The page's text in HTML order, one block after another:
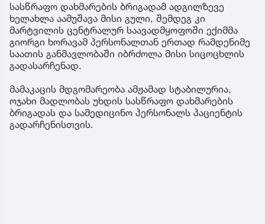
სასწრაფო დახმარების ბრიგადამ ადგილზევე
ხელახლა აამუშავა მისი გული, შემდეგ კი
მარტვილის ცენტრალურ საავადმყოფოში ექიმმა
გიორგი ხორავამ პერსონალთან ერთად რამდენიმე
საათის განმავლობაში იბრძოლა მისი სიცოცხლის
გადასარჩენად.
მამაკაცის მდგომარეობა ამჟამად სტაბილურია,
ოჯახი მადლობას უხდის სასწრაფო დახმარების
ბრიგადას და სამედიცინო პერსონალს პაციენტის
გადარჩენისთვის.